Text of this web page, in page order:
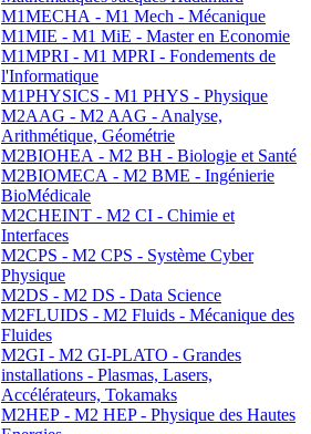
M1MECHA - M1 Mech - Mécanique
M1MIE - M1 MiE - Master en Economie
M1MPRI - M1 MPRI - Fondements de
l'Informatique
M1PHYSICS - M1 PHYS - Physique
M2AAG - M2 AAG - Analyse,
Arithmétique, Géométrie
M2BIOHEA - M2 BH - Biologie et Santé
M2BIOMECA - M2 BME - Ingénierie
BioMédicale
M2CHEINT - M2 CI - Chimie et
Interfaces
M2CPS - M2 CPS - Système Cyber
Physique
M2DS - M2 DS - Data Science
M2FLUIDS - M2 Fluids - Mécanique des
Fluides
M2GI - M2 GI-PLATO - Grandes
installations - Plasmas, Lasers,
Accélérateurs, Tokamaks
M2HEP - M2 HEP - Physique des Hautes